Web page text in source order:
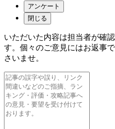
アンケート
閉じる
いただいた内容は担当者が確
す。個々のご意見にはお返事
さいませ。